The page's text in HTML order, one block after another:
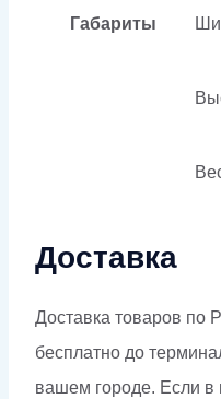
Габариты
Доставка
Доставка товаров по
бесплатно до
вашем городе. Если в